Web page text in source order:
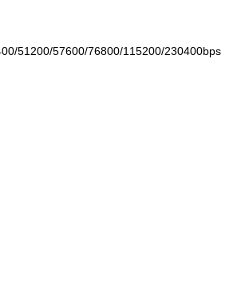
51200/57600/76800/115200/230400bps